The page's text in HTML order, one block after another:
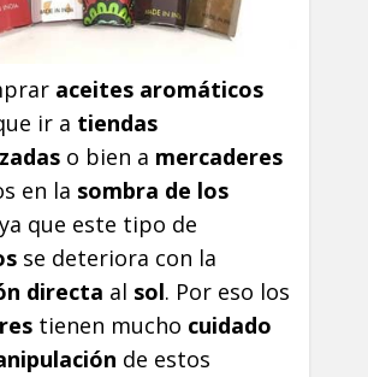
aceites aromáticos
ir a tiendas
o bien a mercaderes
en la sombra de los
que este tipo de
se deteriora con la
directa al sol. Por eso los
tienen mucho cuidado
de estos